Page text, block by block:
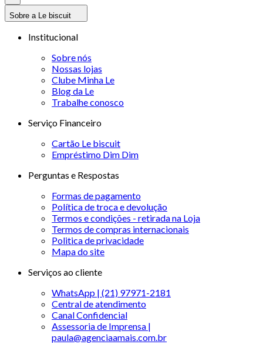
Sobre a Le biscuit
Institucional
Sobre nós
Nossas lojas
Clube Minha Le
Blog da Le
Trabalhe conosco
Serviço Financeiro
Cartão Le biscuit
Empréstimo Dim Dim
Perguntas e Respostas
Formas de pagamento
Política de troca e devolução
Termos e condições - retirada na Loja
Termos de compras internacionais
Politica de privacidade
Mapa do site
Serviços ao cliente
WhatsApp | (21) 97971-2181
Central de atendimento
Canal Confidencial
Assessoria de Imprensa |
paula@agenciaamais.com.br